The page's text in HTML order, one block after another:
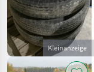
Kleinanzeige